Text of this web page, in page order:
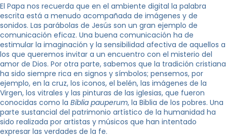
El Papa nos recuerda que en el ambiente digital la palabra
escrita está a menudo acompañada de imágenes y de
sonidos. Las parábolas de Jesús son un gran ejemplo de
comunicación eficaz. Una buena comunicación ha de
estimular la imaginación y la sensibilidad afectiva de aquellos a
los que queremos invitar a un encuentro con el misterio del
amor de Dios. Por otra parte, sabemos que la tradición cristiana
ha sido siempre rica en signos y símbolos; pensemos, por
ejemplo, en la cruz, los iconos, el belén, las imágenes de la
Virgen, los vitrales y las pinturas de las iglesias, que fueron
conocidas como la Biblia pauperum, la Biblia de los pobres. Una
parte sustancial del patrimonio artístico de la humanidad ha
sido realizada por artistas y músicos que han intentado
expresar las verdades de la fe.